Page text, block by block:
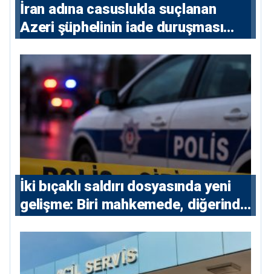
İran adına casuslukla suçlanan
Azeri şüphelinin iade duruşması
İki bıçaklı saldırı dosyasında yeni
gelişme: Biri mahkemede, diğerinde